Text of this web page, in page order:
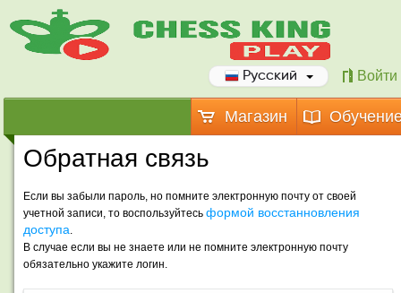
Войти
Русский
Магазин
Обратная связь
Если вы забыли пароль, но помните электронную почту от своей
учетной записи, то воспользуйтесь формой восстанновления
доступа.
В случае если вы не знаете или не помните электронную почту
обязательно укажите логин.